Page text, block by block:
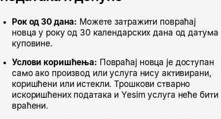
Рок од 30 дана: Можете затражити повраћај
новца у року од 30 календарских дана од датума
куповине.
Услови коришћења: Повраћај новца је доступан
само ако производ или услуга нису активирани,
коришћени или истекли. Трошкови стварно
искоришћених података и Yesim услуга неће бити
враћени.